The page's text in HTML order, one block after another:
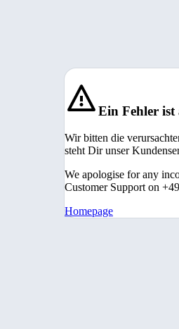
Ein Fehler ist
Wir bitten die
steht Dir unser
We apologise for any
Customer Support on
Homepage